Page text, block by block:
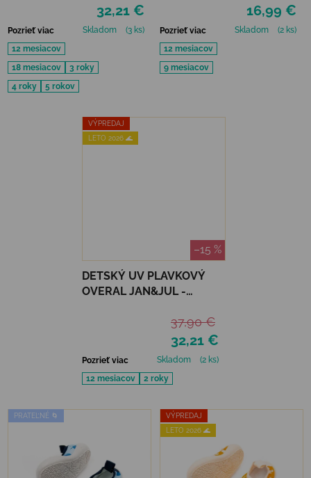
32,21 €
Pozrieť viac Skladom
(3 ks)
12 mesiacov
18 mesiacov
3 roky
4 roky
5 rokov
16,99 €
Pozrieť viac Skladom
(2 ks)
12 mesiacov
9 mesiacov
VÝPREDAJ
LETO 2026 🌊
–15 %
DETSKÝ UV PLAVKOVÝ
OVERAL JAN&JUL -
32,21 €
37,90 €
Pozrieť viac Skladom
(2 ks)
12 mesiacov
2 roky
PRATEĽNÉ 🌀
VÝPREDAJ
LETO 2026 🌊